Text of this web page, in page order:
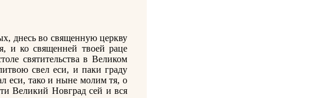
днесь во священную церкву
и ко священней твоей раце
святительства в Великом
свел еси, и паки граду
еси, тако и ныне молим тя, о
Великий Новград сей и вся